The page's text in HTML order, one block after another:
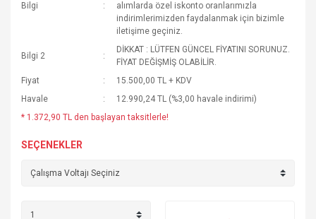
Bilgi
alımlarda özel iskonto oranlarımızla
indirimlerimizden faydalanmak için bizimle
iletişime geçiniz.
Bilgi 2
DİKKAT : LÜTFEN GÜNCEL FİYATINI SORUNUZ.
FİYAT DEĞİŞMİŞ OLABİLİR.
Fiyat
15.500,00 TL + KDV
Havale
12.990,24 TL (%3,00 havale indirimi)
* 1.372,90 TL den başlayan taksitlerle!
SEÇENEKLER